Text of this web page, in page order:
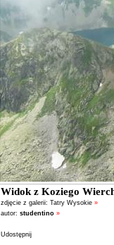
Widok z Koziego
zdjęcie z galerii: Tatry Wysokie »
autor: studentino »
Udostępnij